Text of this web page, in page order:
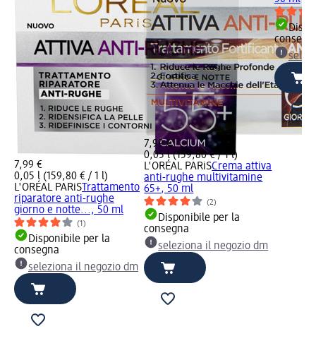
7,99 €
0,05 l (159,80 € / 1 l)
L'ORÉAL PARiSTrattamento
riparatore anti-rughe
giorno e notte..., 50 ml
(1)
Disponibile per la
consegna
seleziona il negozio dm
7,99 €
0,05 l (159,80 € / 1 l)
L'ORÉAL PARiSCrema attiva
anti-rughe multivitamine
65+, 50 ml
(2)
Disponibile per la
consegna
seleziona il negozio dm